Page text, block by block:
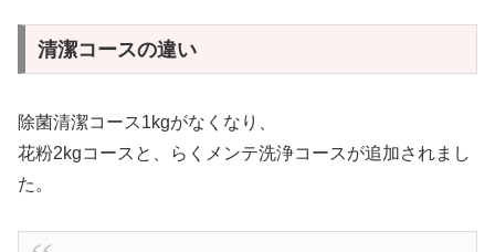
清潔コースの違い
除菌清潔コース1kgがなくなり、
花粉2kgコースと、らくメンテ洗浄コースが追加されまし
た。